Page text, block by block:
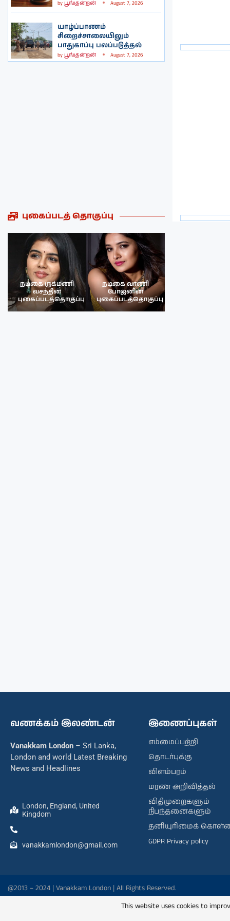
by பூங்குன்றன் August 7, 2026
யாழ்ப்பாணம்
சிறைச்சாலையிலும்
பாதுகாப்பு பலப்படுத்தல்
by பூங்குன்றன் August 7, 2026
புகைப்படத் தொகுப்பு
நடிகை ருக்மணி
வசந்தின்
புகைப்படத்தொகுப்பு
நடிகை வாணி
போஜனின்
புகைப்படத்தொகுப்பு
வணக்கம் இலண்டன்
Vanakkam London – Sri Lanka,
London and world Latest Breaking
News and Headlines
London, England, United
Kingdom
vanakkamlondon@gmail.com
இணைப்புகள்
எம்மைப்பற்றி
தொடர்புக்கு
விளம்பரம்
மரண அறிவித்தல்
விதிமுறைகளும்
நிபந்தனைகளும்
தனியுரிமைக்
GDPR Privacy policy
@2013 – 2024 | Vanakkam London | All Rights Reserved.
This website uses cookies to